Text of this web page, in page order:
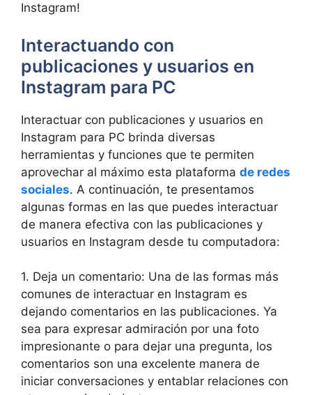
Instagram!
Interactuando con⁢
publicaciones y ‌usuarios en
Instagram para PC
Interactuar con⁤ publicaciones y usuarios ‍en
Instagram⁣ para PC brinda diversas
herramientas ​y⁤ funciones que te permiten‍
aprovechar al‍ máximo esta plataforma de redes
sociales. A ​continuación, te​ presentamos⁣
algunas⁤ formas en las⁢ que puedes interactuar
de manera​ efectiva con ‌las publicaciones y⁢
usuarios ⁣en Instagram⁢ desde tu⁣ computadora:
1. Deja un⁣ comentario: Una de las ⁣formas más
comunes de interactuar​ en⁢ Instagram es
‌dejando comentarios ‍en​ las publicaciones. Ya‌
sea ‍para ​expresar admiración por una ​foto
impresionante o​ para dejar una pregunta, los‍
comentarios son ‌una excelente manera de
iniciar conversaciones y ⁢entablar relaciones con